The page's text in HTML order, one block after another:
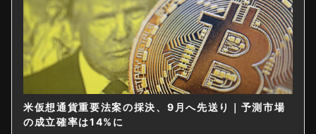
米仮想通貨重要法案の採決、9月へ先送り｜予測市場
の成立確率は14%に